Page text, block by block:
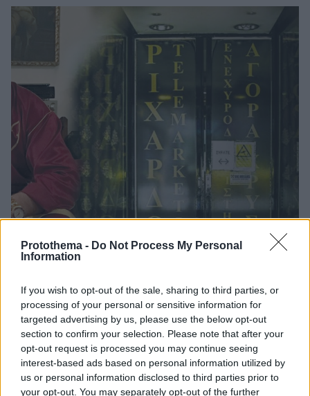
Protothema - Do Not Process My Personal
Information
If you wish to opt-out of the sale, sharing to third parties, or
processing of your personal or sensitive information for
targeted advertising by us, please use the below opt-out
section to confirm your selection. Please note that after your
opt-out request is processed you may continue seeing
interest-based ads based on personal information utilized by
us or personal information disclosed to third parties prior to
your opt-out. You may separately opt-out of the further
προσωρινά κρατούμενος»
Υπόθεση Ριχάρδος: Διαφωνία ανακρίτριας και
εισαγγελέως για την αποφυλάκιση των 8
Αδιανόητη χαρακτηρίζει την θέση της εισαγγελέως,
ο Αλέξης Κούγιας
05.12.2018, 11:38 5